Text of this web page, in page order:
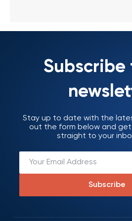
Subscribe
Stay up to date with the
out the form below and
straight to your
Subscribe